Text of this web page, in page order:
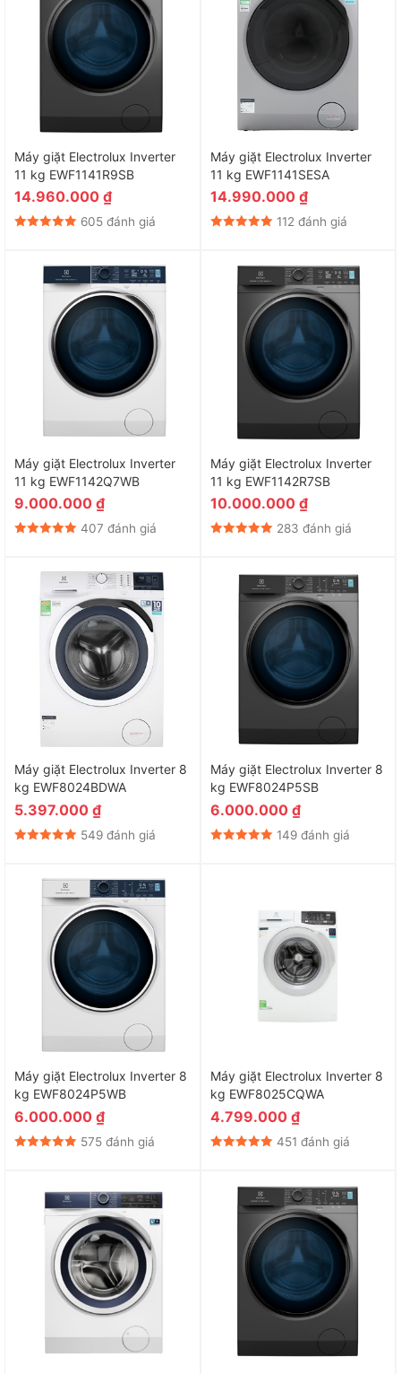
Máy giặt Electrolux Inverter
11 kg EWF1141R9SB
14.960.000 ₫
605 đánh giá
Máy giặt Electrolux Inverter
11 kg EWF1141SESA
14.990.000 ₫
112 đánh giá
Máy giặt Electrolux Inverter
11 kg EWF1142Q7WB
9.000.000 ₫
407 đánh giá
Máy giặt Electrolux Inverter
11 kg EWF1142R7SB
10.000.000 ₫
283 đánh giá
Máy giặt Electrolux Inverter 8
kg EWF8024BDWA
5.397.000 ₫
549 đánh giá
Máy giặt Electrolux Inverter 8
kg EWF8024P5SB
6.000.000 ₫
149 đánh giá
Máy giặt Electrolux Inverter 8
kg EWF8024P5WB
6.000.000 ₫
575 đánh giá
Máy giặt Electrolux Inverter 8
kg EWF8025CQWA
4.799.000 ₫
451 đánh giá